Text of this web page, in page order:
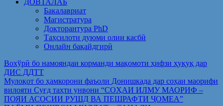
ДОВТАЛАБ
Бакалавриат
Магистратура
Докторантура PhD
Таҳсилоти дуюми олии касбӣ
Онлайн бақайдгирӣ
Вохўрӣ бо намояндаи корманди мақомоти ҳифзи ҳуқуқ дар
ДИС ДДТТ
Мулоқот бо ҳамкорони фаъоли Донишкада дар соҳаи маорифи
вилояти Суғд таҳти унвони “СОҲАИ ИЛМУ МАОРИФ –
ПОЯИ АСОСИИ РУШД ВА ПЕШРАФТИ ҶОМЕА”